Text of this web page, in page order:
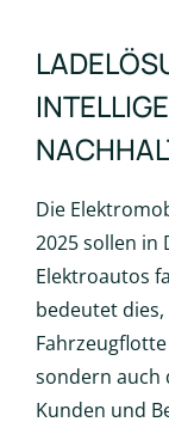
Die
2025 sollen in
Elektroautos
bedeutet
sondern auch
Kunden und